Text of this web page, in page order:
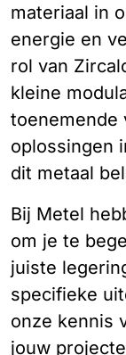
materiaal in
energie en
rol van
kleine
toenemende
oplossingen
dit metaal
Bij Metel
om je te
juiste
specifieke
onze kennis
jouw